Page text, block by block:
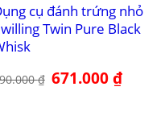
cụ đánh trứng nhỏ
Twin Pure Black
₫ Giá
gốc
671.000₫Giá
hiện